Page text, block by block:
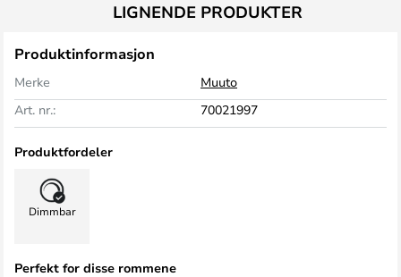
LIGNENDE PRODUKTER
Produktinformasjon
Merke
Muuto
Art. nr.:
70021997
Produktfordeler
Dimmbar
Perfekt for disse rommene